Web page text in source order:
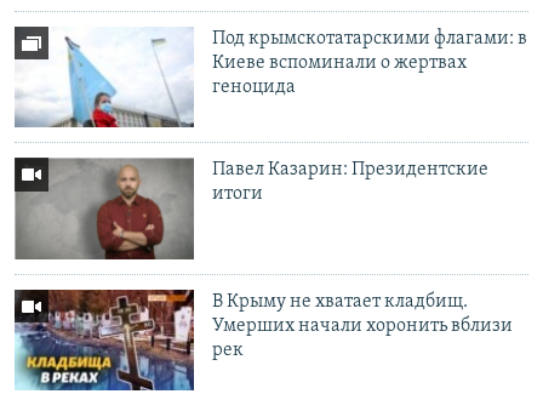
Под крымскотатарскими флагами: в
Киеве вспоминали о жертвах
геноцида
Павел Казарин: Президентские
итоги
В Крыму не хватает кладбищ.
Умерших начали хоронить вблизи
рек